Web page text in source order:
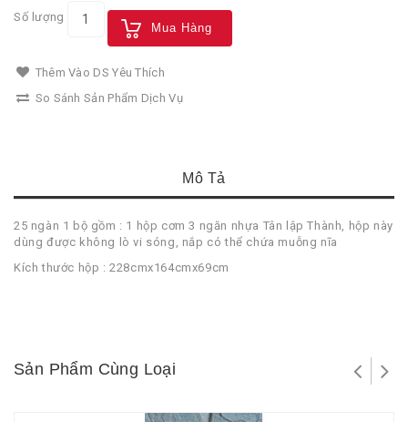
Số lượng
Mua Hàng
Thêm Vào DS Yêu Thích
So Sánh Sản Phẩm Dịch Vụ
Mô Tả
25 ngàn 1 bộ gồm : 1 hộp cơm 3 ngăn nhựa Tân lập Thành, hộp này
dùng được không lò vi sóng, nắp có thể chứa muỗng nĩa
Kích thước hộp : 228cmx164cmx69cm
Sản Phẩm Cùng Loại